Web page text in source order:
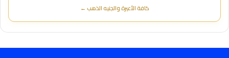
كافة الأعيرة والجنيه الذهب ←